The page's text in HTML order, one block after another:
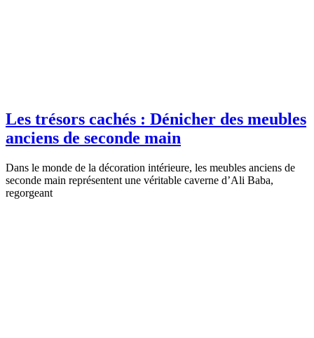
Les trésors cachés : Dénicher des meubles
anciens de seconde main
Dans le monde de la décoration intérieure, les meubles anciens de
seconde main représentent une véritable caverne d’Ali Baba,
regorgeant